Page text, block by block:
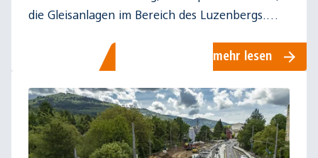
die Gleisanlagen im Bereich des Luzenbergs.…
mehr lesen